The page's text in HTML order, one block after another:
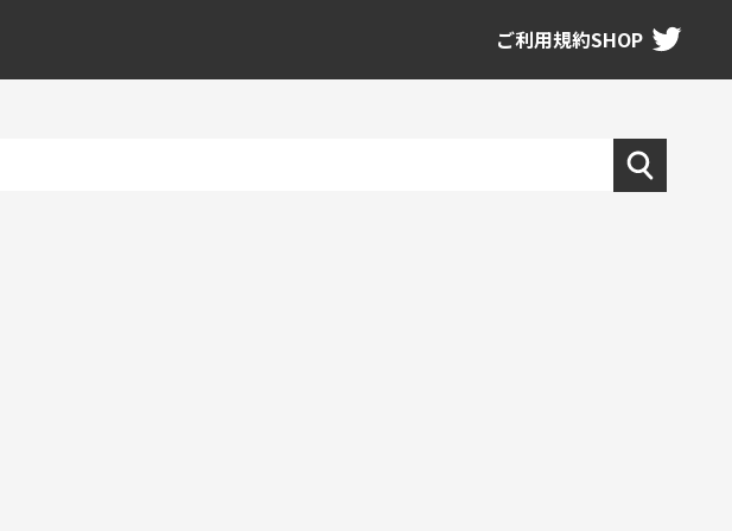
ご利用規約SHOP